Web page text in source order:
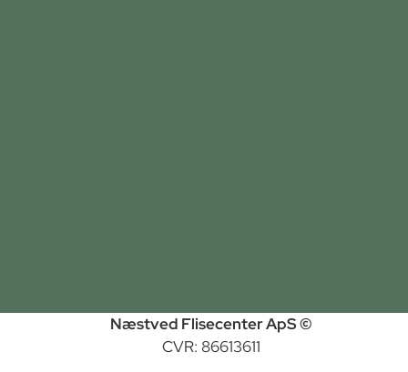
Næstved Flisecenter ApS ©
CVR: 86613611